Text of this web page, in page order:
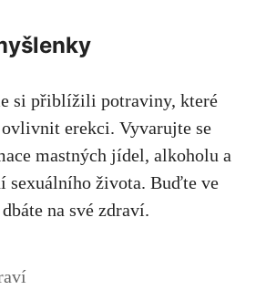
si přiblížili potraviny, které
erekci. Vyvarujte se
mastných jídel, alkoholu a
sexuálního života. Buďte ve
na své zdraví.